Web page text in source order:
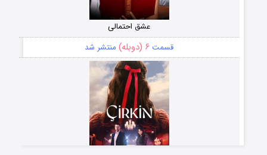
عشق احتمالی
قسمت ۶ (دوبله) منتشر شد